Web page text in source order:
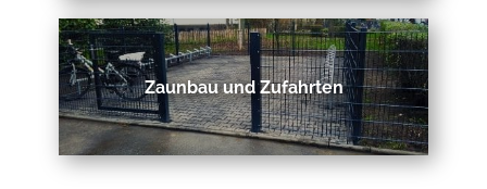
Zaunbau und Zufahrten